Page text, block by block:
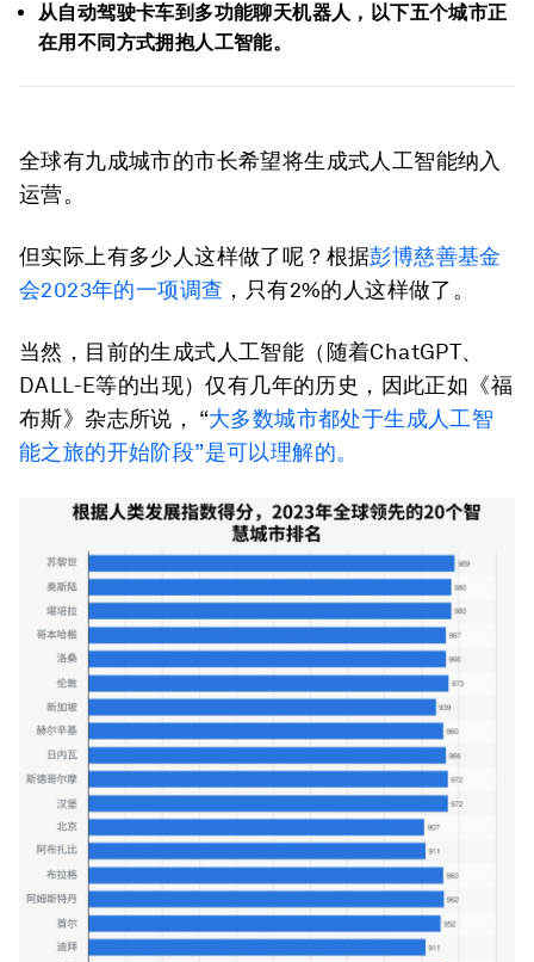
从自动驾驶卡车到多功能聊天机器人，以下五个城市正
在用不同方式拥抱人工智能。
全球有九成城市的市长希望将生成式人工智能纳入
运营。
但实际上有多少人这样做了呢？根据彭博慈善基金
会2023年的一项调查 ，只有2%的人这样做了。
当然，目前的生成式人工智能（随着ChatGPT、
DALL-E等的出现）仅有几年的历史，因此正如《福
布斯》杂志所说， “大多数城市都处于生成人工智
能之旅的开始阶段”是可以理解的。